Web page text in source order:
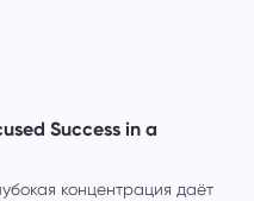
Success in a
концентрация даёт